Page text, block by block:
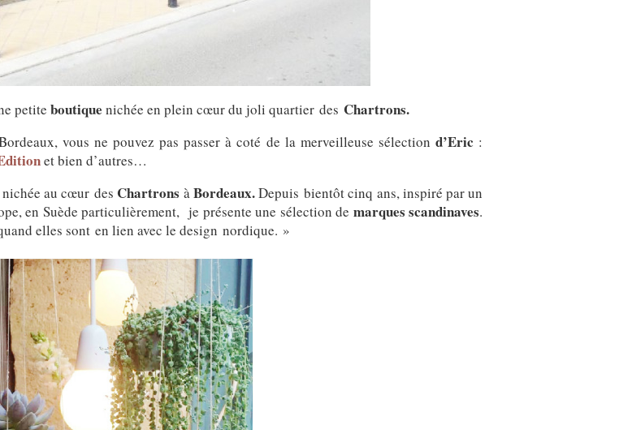
petite boutique nichée en plein cœur du joli quartier des Chartrons.
vous ne pouvez pas passer à coté de la merveilleuse sélection d’Eric :
et bien d’autres…
nichée au cœur des Chartrons àBordeaux.Depuis bientôt cinq ans, inspiré par un
en Suède particulièrement, je présente une sélection de marques scandinaves.
elles sont en lien avec le design nordique. »